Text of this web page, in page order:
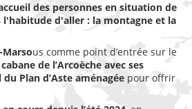
des personnes en situation de
d'aller : la montagne et la
us comme point d’entrée sur le
cabane de l’Arcoèche avec ses
Plan d’Aste aménagée pour offrir